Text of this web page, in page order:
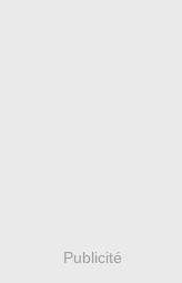
Publicité